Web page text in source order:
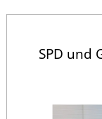
SPD und